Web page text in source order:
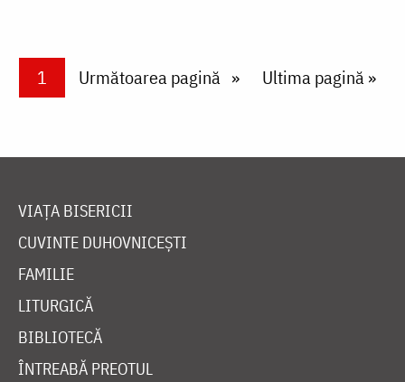
PaginareCurrent page
1 Next page
Următoarea pagină Last page
Ultima pagină »
VIAȚA BISERICII
CUVINTE DUHOVNICEȘTI
FAMILIE
LITURGICĂ
BIBLIOTECĂ
ÎNTREABĂ PREOTUL